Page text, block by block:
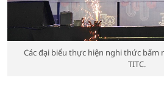
Các đại biểu thực hiện nghi thức bấm
TITC.